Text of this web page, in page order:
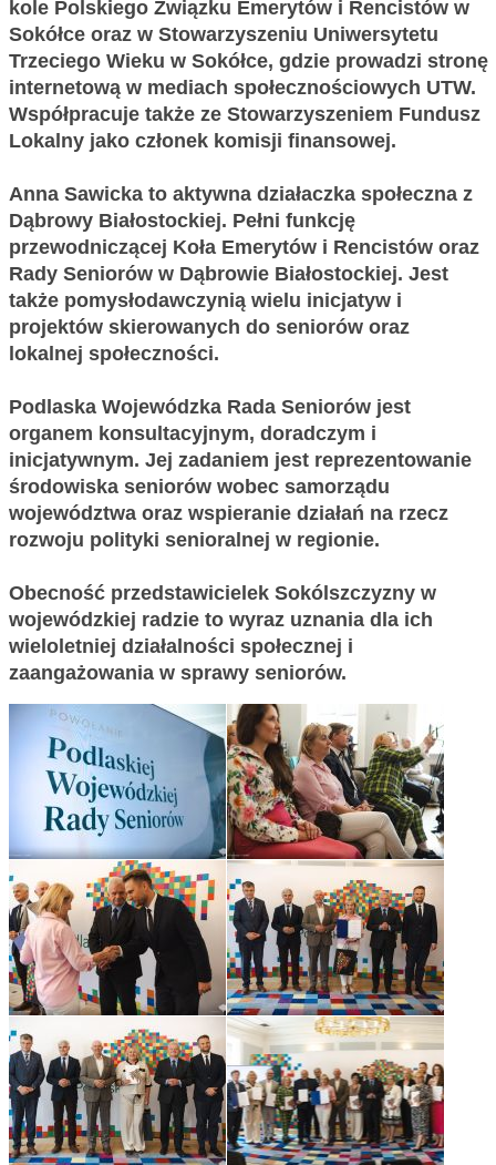
kole Polskiego Związku Emerytów i Rencistów w
Sokółce oraz w Stowarzyszeniu Uniwersytetu
Trzeciego Wieku w Sokółce, gdzie prowadzi stronę
internetową w mediach społecznościowych UTW.
Współpracuje także ze Stowarzyszeniem Fundusz
Lokalny jako członek komisji finansowej.
Anna Sawicka to aktywna działaczka społeczna z
Dąbrowy Białostockiej. Pełni funkcję
przewodniczącej Koła Emerytów i Rencistów oraz
Rady Seniorów w Dąbrowie Białostockiej. Jest
także pomysłodawczynią wielu inicjatyw i
projektów skierowanych do seniorów oraz
lokalnej społeczności.
Podlaska Wojewódzka Rada Seniorów jest
organem konsultacyjnym, doradczym i
inicjatywnym. Jej zadaniem jest reprezentowanie
środowiska seniorów wobec samorządu
województwa oraz wspieranie działań na rzecz
rozwoju polityki senioralnej w regionie.
Obecność przedstawicielek Sokólszczyzny w
wojewódzkiej radzie to wyraz uznania dla ich
wieloletniej działalności społecznej i
zaangażowania w sprawy seniorów.